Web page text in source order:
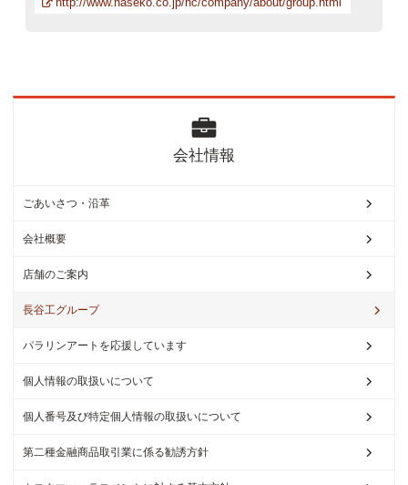
会社情報
ごあいさつ・沿革
会社概要
店舗のご案内
長谷工グループ
パラリンアートを応援しています
個人情報の取扱いについて
個人番号及び特定個人情報の取扱いについて
第二種金融商品取引業に係る勧誘方針